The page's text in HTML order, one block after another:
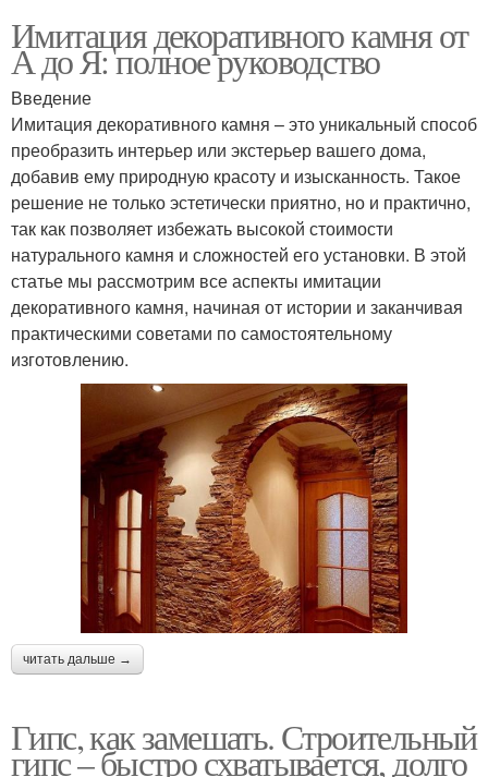
Имитация декоративного камня от
А до Я: полное руководство
Введение
Имитация декоративного камня – это уникальный способ
преобразить интерьер или экстерьер вашего дома,
добавив ему природную красоту и изысканность. Такое
решение не только эстетически приятно, но и практично,
так как позволяет избежать высокой стоимости
натурального камня и сложностей его установки. В этой
статье мы рассмотрим все аспекты имитации
декоративного камня, начиная от истории и заканчивая
практическими советами по самостоятельному
изготовлению.
читать дальше →
Гипс, как замешать. Строительный
гипс – быстро схватывается, долго